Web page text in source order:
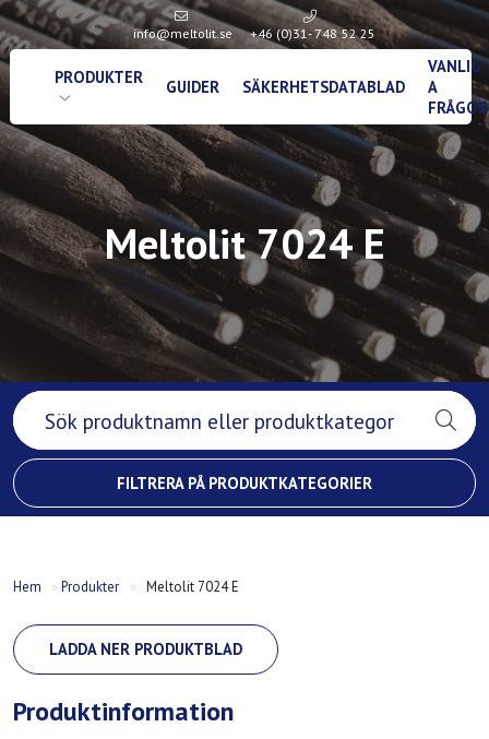
info@meltolit.se +46 (0)31- 748 52 25
PRODUKTER GUIDER SÄKERHETSDATABLAD
VANLIG
A
FRÅGOR
Meltolit 7024 E
FILTRERA PÅ PRODUKTKATEGORIER
Hem »Produkter » Meltolit 7024 E
LADDA NER PRODUKTBLAD
Produktinformation